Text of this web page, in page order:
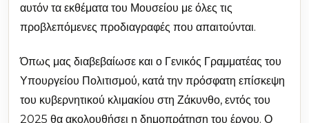
αυτόν τα εκθέματα του Μουσείου με όλες τις
προβλεπόμενες προδιαγραφές που απαιτούνται.
Όπως μας διαβεβαίωσε και ο Γενικός Γραμματέας του
Υπουργείου Πολιτισμού, κατά την πρόσφατη επίσκεψη
του κυβερνητικού κλιμακίου στη Ζάκυνθο, εντός του
2025 θα ακολουθήσει η δημοπράτηση του έργου. Ο